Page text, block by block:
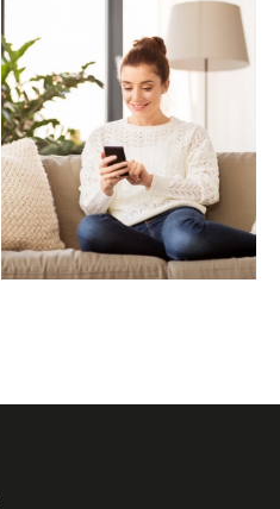
CRITÈRES
PARKING PISCINE
PAR
EXCLUSIVITÉS